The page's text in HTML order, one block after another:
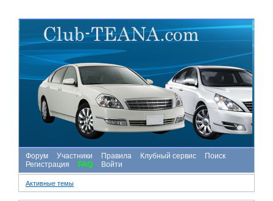
Форум Участники Правила Клубный сервис
Поиск
Регистрация
FAQ Войти
Активные темы